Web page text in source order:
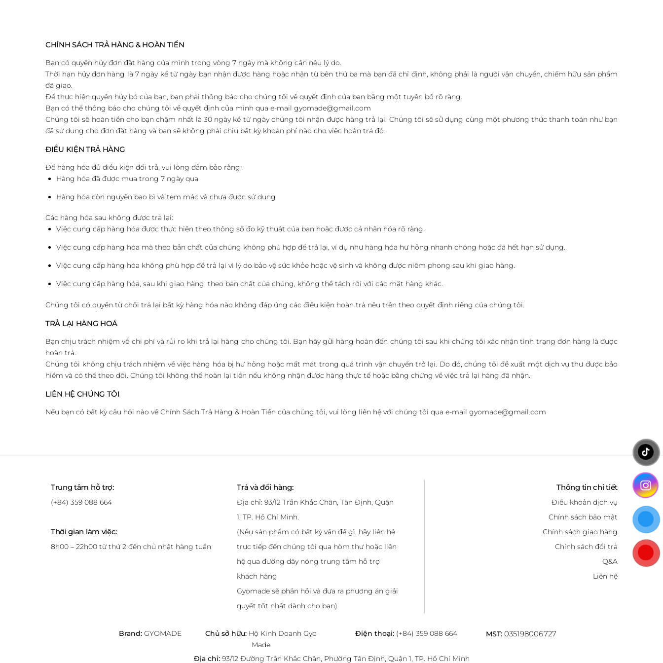
CHÍNH SÁCH TRẢ HÀNG & HOÀN TIỀN
Bạn có quyền hủy đơn đặt hàng của mình trong vòng 7 ngày mà không cần nêu lý do.
Thời hạn hủy đơn hàng là 7 ngày kể từ ngày bạn nhận được hàng hoặc nhận từ bên thứ ba mà bạn đã chỉ định, không phải là người vận chuyển, chiếm hữu sản phẩm
đã giao.
Để thực hiện quyền hủy bỏ của bạn, bạn phải thông báo cho chúng tôi về quyết định của bạn bằng một tuyên bố rõ ràng.
Bạn có thể thông báo cho chúng tôi về quyết định của mình qua e-mail gyomade@gmail.com
Chúng tôi sẽ hoàn tiền cho bạn chậm nhất là 30 ngày kể từ ngày chúng tôi nhận được hàng trả lại. Chúng tôi sẽ sử dụng cùng một phương thức thanh toán như bạn
đã sử dụng cho đơn đặt hàng và bạn sẽ không phải chịu bất kỳ khoản phí nào cho việc hoàn trả đó.
ĐIỀU KIỆN TRẢ HÀNG
Để hàng hóa đủ điều kiện đổi trả, vui lòng đảm bảo rằng:
Hàng hóa đã được mua trong 7 ngày qua
Hàng hóa còn nguyên bao bì và tem mác và chưa được sử dụng
Các hàng hóa sau không được trả lại:
Việc cung cấp hàng hóa được thực hiện theo thông số đo kỹ thuật của bạn hoặc được cá nhân hóa rõ ràng.
Việc cung cấp hàng hóa mà theo bản chất của chúng không phù hợp để trả lại, ví dụ như hàng hóa hư hỏng nhanh chóng hoặc đã hết hạn sử dụng.
Việc cung cấp hàng hóa không phù hợp để trả lại vì lý do bảo vệ sức khỏe hoặc vệ sinh và không được niêm phong sau khi giao hàng.
Việc cung cấp hàng hóa, sau khi giao hàng, theo bản chất của chúng, không thể tách rời với các mặt hàng khác.
Chúng tôi có quyền từ chối trả lại bất kỳ hàng hóa nào không đáp ứng các điều kiện hoàn trả nêu trên theo quyết định riêng của chúng tôi.
TRẢ LẠI HÀNG HOÁ
Bạn chịu trách nhiệm về chi phí và rủi ro khi trả lại hàng cho chúng tôi. Bạn hãy gửi hàng hoàn đến chúng tôi sau khi chúng tôi xác nhận tình trạng đơn hàng là được
hoàn trả.
Chúng tôi không chịu trách nhiệm về việc hàng hóa bị hư hỏng hoặc mất mát trong quá trình vận chuyển trở lại. Do đó, chúng tôi đề xuất một dịch vụ thư được bảo
hiểm và có thể theo dõi. Chúng tôi không thể hoàn lại tiền nếu không nhận được hàng thực tế hoặc bằng chứng về việc trả lại hàng đã nhận.
LIÊN HỆ CHÚNG TÔI
Nếu bạn có bất kỳ câu hỏi nào về Chính Sách Trả Hàng & Hoàn Tiền của chúng tôi, vui lòng liên hệ với chúng tôi qua e-mail gyomade@gmail.com
Trung tâm hỗ trợ:
(+84) 359 088 664
Thời gian làm việc:
8h00 – 22h00 từ thứ 2 đến chủ nhật hàng tuần
Trả và đổi hàng:
Địa chỉ: 93/12 Trần Khắc Chân, Tân Định, Quận
1, TP. Hồ Chí Minh.
(Nểu sản phẩm có bất kỳ vấn đề gì, hãy liên hệ
trực tiếp đến chúng tôi qua hòm thư hoặc liên
hệ qua đường dây nóng trung tâm hỗ trợ
khách hàng
Gyomade sẽ phản hồi và đưa ra phương án giải
quyết tốt nhất dành cho bạn)
Thông tin chi tiết
Điều khoản dịch vụ
Chính sách bảo mật
Chính sách giao hàng
Chính sách đổi trả
Q&A
Liên hệ
Brand: GYOMADE Chủ sở hữu: Hộ Kinh Doanh Gyo
Made
Điện thoại: (+84) 359 088 664 MST: 035198006727
Địa chỉ: 93/12 Đường Trần Khắc Chân, Phường Tân Định, Quận 1, TP. Hồ Chí Minh